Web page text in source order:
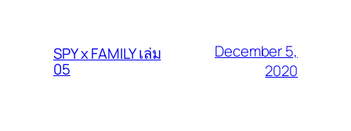
SPY x FAMILY เล่ม
05
December 5,
2020